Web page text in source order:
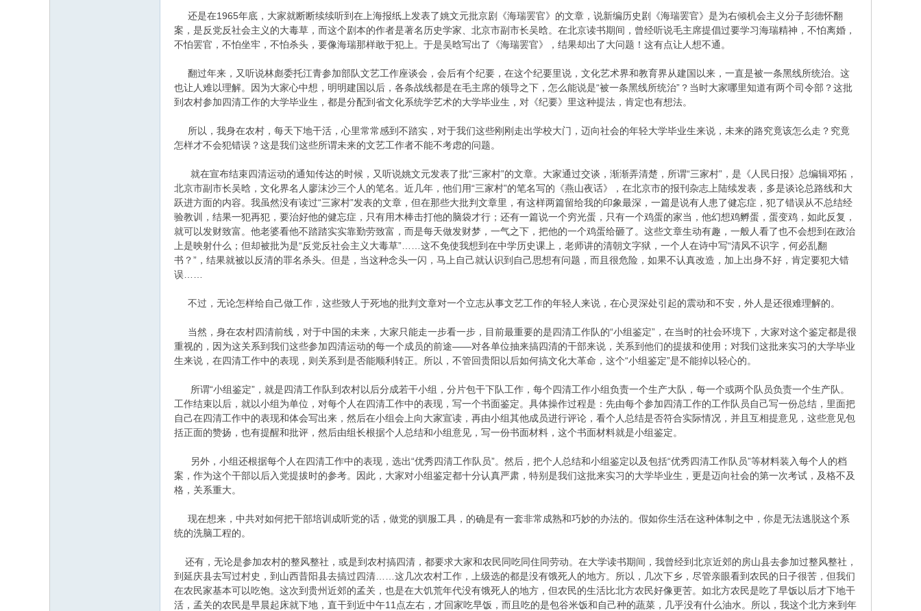
还是在1965年底，大家就断断续续听到在上海报纸上发表了姚文元批京剧《海瑞罢官》的文章，说新编历史剧《海瑞罢官》是为右倾机会主义分子彭德怀翻
案，是反党反社会主义的大毒草，而这个剧本的作者是著名历史学家、北京市副市长吴晗。在北京读书期间，曾经听说毛主席提倡过要学习海瑞精神，不怕离婚，
不怕罢官，不怕坐牢，不怕杀头，要像海瑞那样敢于犯上。于是吴晗写出了《海瑞罢官》，结果却出了大问题！这有点让人想不通。
翻过年来，又听说林彪委托江青参加部队文艺工作座谈会，会后有个纪要，在这个纪要里说，文化艺术界和教育界从建国以来，一直是被一条黑线所统治。这
也让人难以理解。因为大家心中想，明明建国以后，各条战线都是在毛主席的领导之下，怎么能说是“被一条黑线所统治”？当时大家哪里知道有两个司令部？这批
到农村参加四清工作的大学毕业生，都是分配到省文化系统学艺术的大学毕业生，对《纪要》里这种提法，肯定也有想法。
所以，我身在农村，每天下地干活，心里常常感到不踏实，对于我们这些刚刚走出学校大门，迈向社会的年轻大学毕业生来说，未来的路究竟该怎么走？究竟
怎样才不会犯错误？这是我们这些所谓未来的文艺工作者不能不考虑的问题。
就在宣布结束四清运动的通知传达的时候，又听说姚文元发表了批“三家村”的文章。大家通过交谈，渐渐弄清楚，所谓“三家村”，是《人民日报》总编辑邓拓，
北京市副市长吴晗，文化界名人廖沫沙三个人的笔名。近几年，他们用“三家村”的笔名写的《燕山夜话》，在北京市的报刊杂志上陆续发表，多是谈论总路线和大
跃进方面的内容。我虽然没有读过“三家村”发表的文章，但在那些大批判文章里，有这样两篇留给我的印象最深，一篇是说有人患了健忘症，犯了错误从不总结经
验教训，结果一犯再犯，要治好他的健忘症，只有用木棒击打他的脑袋才行；还有一篇说一个穷光蛋，只有一个鸡蛋的家当，他幻想鸡孵蛋，蛋变鸡，如此反复，
就可以发财致富。他老婆看他不踏踏实实靠勤劳致富，而是每天做发财梦，一气之下，把他的一个鸡蛋给砸了。这些文章生动有趣，一般人看了也不会想到在政治
上是映射什么；但却被批为是“反党反社会主义大毒草”……这不免使我想到在中学历史课上，老师讲的清朝文字狱，一个人在诗中写“清风不识字，何必乱翻
书？”，结果就被以反清的罪名杀头。但是，当这种念头一闪，马上自己就认识到自己思想有问题，而且很危险，如果不认真改造，加上出身不好，肯定要犯大错
误……
不过，无论怎样给自己做工作，这些致人于死地的批判文章对一个立志从事文艺工作的年轻人来说，在心灵深处引起的震动和不安，外人是还很难理解的。
当然，身在农村四清前线，对于中国的未来，大家只能走一步看一步，目前最重要的是四清工作队的“小组鉴定”，在当时的社会环境下，大家对这个鉴定都是很
重视的，因为这关系到我们这些参加四清运动的每一个成员的前途——对各单位抽来搞四清的干部来说，关系到他们的提拔和使用；对我们这批来实习的大学毕业
生来说，在四清工作中的表现，则关系到是否能顺利转正。所以，不管回贵阳以后如何搞文化大革命，这个“小组鉴定”是不能掉以轻心的。
所谓“小组鉴定”，就是四清工作队到农村以后分成若干小组，分片包干下队工作，每个四清工作小组负责一个生产大队，每一个或两个队员负责一个生产队。
工作结束以后，就以小组为单位，对每个人在四清工作中的表现，写一个书面鉴定。具体操作过程是：先由每个参加四清工作的工作队员自己写一份总结，里面把
自己在四清工作中的表现和体会写出来，然后在小组会上向大家宣读，再由小组其他成员进行评论，看个人总结是否符合实际情况，并且互相提意见，这些意见包
括正面的赞扬，也有提醒和批评，然后由组长根据个人总结和小组意见，写一份书面材料，这个书面材料就是小组鉴定。
另外，小组还根据每个人在四清工作中的表现，选出“优秀四清工作队员”。然后，把个人总结和小组鉴定以及包括“优秀四清工作队员”等材料装入每个人的档
案，作为这个干部以后入党提拔时的参考。因此，大家对小组鉴定都十分认真严肃，特别是我们这批来实习的大学毕业生，更是迈向社会的第一次考试，及格不及
格，关系重大。
现在想来，中共对如何把干部培训成听党的话，做党的驯服工具，的确是有一套非常成熟和巧妙的办法的。假如你生活在这种体制之中，你是无法逃脱这个系
统的洗脑工程的。
还有，无论是参加农村的整风整社，或是到农村搞四清，都要求大家和农民同吃同住同劳动。在大学读书期间，我曾经到北京近郊的房山县去参加过整风整社，
到延庆县去写过村史，到山西昔阳县去搞过四清……这几次农村工作，上级选的都是没有饿死人的地方。所以，几次下乡，尽管亲眼看到农民的日子很苦，但我们
在农民家基本可以吃饱。这次到贵州近郊的孟关，也是在大饥荒年代没有饿死人的地方，但农民的生活比北方农民好像更苦。如北方农民是吃了早饭以后才下地干
活，孟关的农民是早晨起床就下地，直干到近中午11点左右，才回家吃早饭，而且吃的是包谷米饭和自己种的蔬菜，几乎没有什么油水。所以，我这个北方来到年